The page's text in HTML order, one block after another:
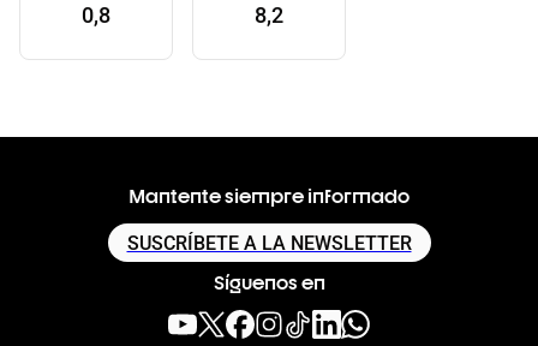
0,8 8,2
Mantente siempre informado
SUSCRÍBETE A LA NEWSLETTER
Síguenos en